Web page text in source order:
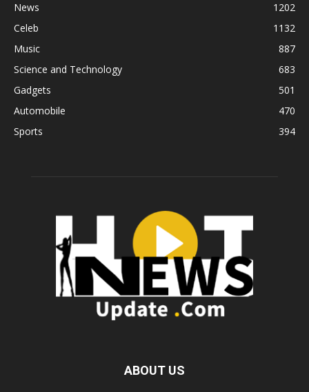
News
1202
Celeb
1132
Music
887
Science and Technology
683
Gadgets
501
Automobile
470
Sports
394
ABOUT US